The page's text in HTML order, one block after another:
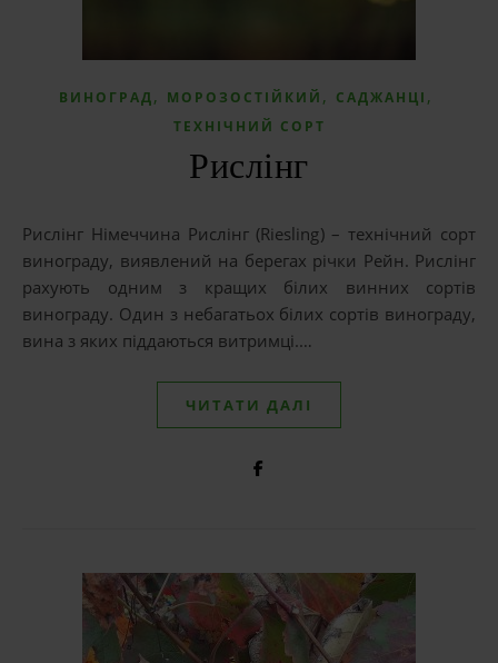
ВИНОГРАД, МОРОЗОСТІЙКИЙ , САДЖАНЦІ ,
ТЕХНІЧНИЙ СОРТ
Рислінг
Рислінг Німеччина Рислінг (Riesling) – технічний сорт
винограду, виявлений на берегах річки Рейн. Рислінг
рахують одним з кращих білих винних сортів
винограду. Один з небагатьох білих сортів винограду,
вина з яких піддаються витримці.…
ЧИТАТИ ДАЛІ